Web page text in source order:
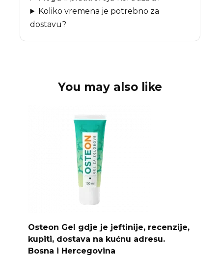
Koliko vremena je potrebno za
dostavu?
You may also like
Osteon Gel gdje je jeftinije, recenzije,
kupiti, dostava na kućnu adresu.
Bosna i Hercegovina